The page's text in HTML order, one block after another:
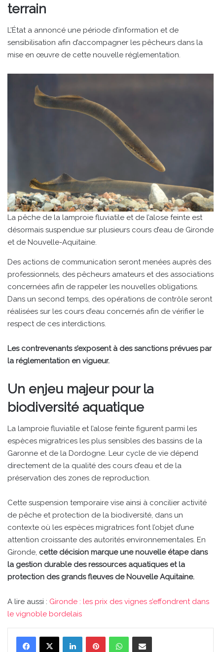
terrain
L’État a annoncé une période d’information et de
sensibilisation afin d’accompagner les pêcheurs dans la
mise en œuvre de cette nouvelle réglementation.
La pêche de la lamproie fluviatile et de l’alose feinte est
désormais suspendue sur plusieurs cours d’eau de Gironde
et de Nouvelle-Aquitaine.
Des actions de communication seront menées auprès des
professionnels, des pêcheurs amateurs et des associations
concernées afin de rappeler les nouvelles obligations.
Dans un second temps, des opérations de contrôle seront
réalisées sur les cours d’eau concernés afin de vérifier le
respect de ces interdictions.
Les contrevenants s’exposent à des sanctions prévues par
la réglementation en vigueur.
Un enjeu majeur pour la
biodiversité aquatique
La lamproie fluviatile et l’alose feinte figurent parmi les
espèces migratrices les plus sensibles des bassins de la
Garonne et de la Dordogne. Leur cycle de vie dépend
directement de la qualité des cours d’eau et de la
préservation des zones de reproduction.
Cette suspension temporaire vise ainsi à concilier activité
de pêche et protection de la biodiversité, dans un
contexte où les espèces migratrices font l’objet d’une
attention croissante des autorités environnementales. En
Gironde, cette décision marque une nouvelle étape dans
la gestion durable des ressources aquatiques et la
protection des grands fleuves de Nouvelle Aquitaine.
A lire aussi : Gironde : les prix des vignes s’effondrent dans
le vignoble bordelais
LinkedinPinterestWhatsAppPartager par email